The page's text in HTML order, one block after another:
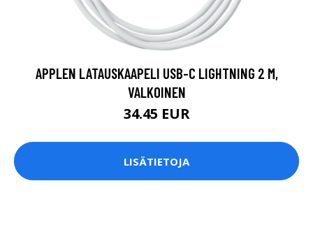
APPLEN LATAUSKAAPELI USB-C LIGHTNING 2 M,
VALKOINEN
34.45 EUR
LISÄTIETOJA